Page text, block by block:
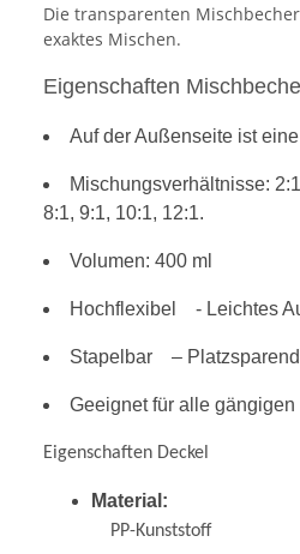
Die transparenten
exaktes Mischen.
Eigenschaften
Auf der Außenseite ist
Mischungsverhältnisse:
8:1, 9:1, 10:1, 12:1.
Volumen: 400 ml
Hochflexibel - Leichtes
Stapelbar –
Geeignet für alle
Eigenschaften Deckel
Material:
PP-Kunststoff